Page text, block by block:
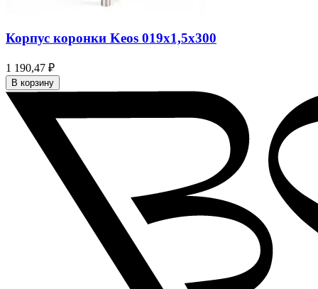
Корпус коронки Keos 019x1,5x300
1 190,47 ₽
В корзину